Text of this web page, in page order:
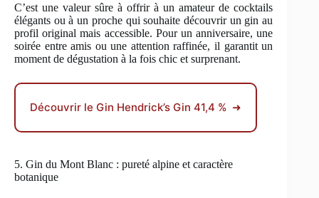
C’est une valeur sûre à offrir à un amateur de cocktails
élégants ou à un proche qui souhaite découvrir un gin au
profil original mais accessible. Pour un anniversaire, une
soirée entre amis ou une attention raffinée, il garantit un
moment de dégustation à la fois chic et surprenant.
Découvrir le Gin Hendrick’s Gin 41,4 % ➜
5. Gin du Mont Blanc : pureté alpine et caractère
botanique